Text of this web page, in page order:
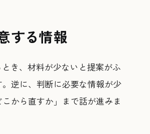
する情報
き、材料が少ないと提案がふ
逆に、判断に必要な情報が少
から直すか」まで話が進みま